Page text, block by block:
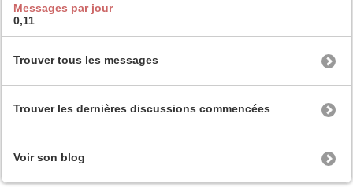
Messages par jour
0,11
Trouver tous les messages
Trouver les dernières discussions commencées
Voir son blog